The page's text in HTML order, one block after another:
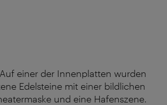
einer der Innenplatten wurden
Edelsteine mit einer bildlichen
und eine Hafenszene.